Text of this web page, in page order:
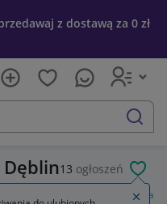
z dostawą za 0 zł
szukaj
13 ogłoszeń
Literatura dziecięca